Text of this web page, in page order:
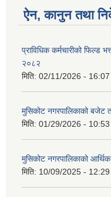
ऐन, कानुन तथा
प्राविधिक कर्मचारीको फिल्ड
२०८२
मिति: 02/11/2026 - 16:07
मुसिकोट नगरपालिकाको
मिति: 01/29/2026 - 10:53
मुसिकोट नगरपालिकाको
मिति: 10/09/2025 - 12:29